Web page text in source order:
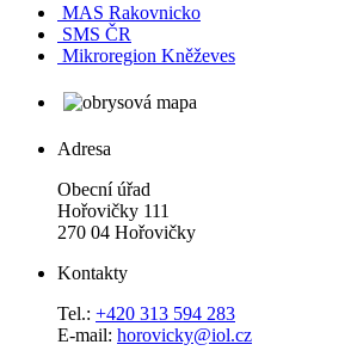
MAS Rakovnicko
SMS ČR
Mikroregion Kněževes
Adresa
Obecní úřad
Hořovičky 111
270 04 Hořovičky
Kontakty
Tel.: +420 313 594 283
E-mail: horovicky@iol.cz